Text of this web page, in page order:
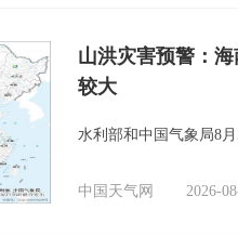
山洪灾害预警：
较大
水利部和中国气象局8
中国天气网 2026-